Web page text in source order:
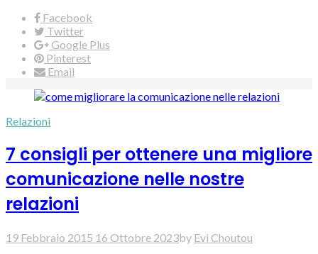
Facebook
Twitter
Google Plus
Pinterest
Email
Relazioni
7 consigli per ottenere una migliore
comunicazione nelle nostre
relazioni
19 Febbraio 2015 16 Ottobre 2023by Evi Choutou